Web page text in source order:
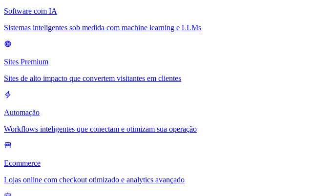
Software com IA
Sistemas inteligentes sob medida com machine learning e LLMs
Sites Premium
Sites de alto impacto que convertem visitantes em clientes
Automação
Workflows inteligentes que conectam e otimizam sua operação
Ecommerce
Lojas online com checkout otimizado e analytics avançado